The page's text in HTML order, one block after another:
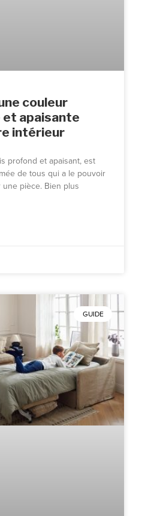
couleur
apaisante
intérieur
profond et apaisant, est
de tous qui a le pouvoir
pièce. Bien plus
GUIDE